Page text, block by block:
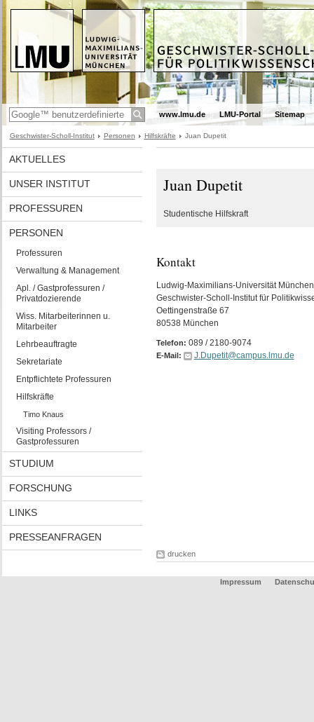
www.lmu.de LMU-Portal Sitemap
Geschwister-Scholl-Institut Personen Hilfskräfte Juan Dupetit
AKTUELLES
UNSER INSTITUT
PROFESSUREN
PERSONEN
Professuren
Verwaltung & Management
Apl. / Gastprofessuren /
Privatdozierende
Wiss. Mitarbeiterinnen u.
Mitarbeiter
Lehrbeauftragte
Sekretariate
Entpflichtete Professuren
Hilfskräfte
Timo Knaus
Visiting Professors /
Gastprofessuren
STUDIUM
FORSCHUNG
LINKS
PRESSEANFRAGEN
Juan Dupetit
Studentische Hilfskraft
Kontakt
Ludwig-Maximilians-Universität München
Geschwister-Scholl-Institut für
Oettingenstraße 67
80538 München
Telefon: 089 / 2180-9074
E-Mail: J.Dupetit@campus.lmu.de
drucken
Impressum